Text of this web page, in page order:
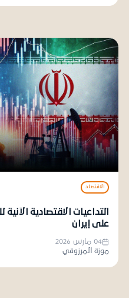
الاقتصاد
التداعيات الاقتصادية
على إيران
04 مارس 2026
موزة المرزوقي